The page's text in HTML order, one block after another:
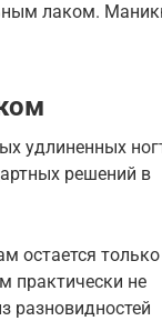
лаком.
удлиненных
решений в
остается только
практически не
разновидностей